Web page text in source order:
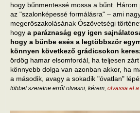
hogy bűnmentessé mossa a bűnt.
az "szalonképessé formálásra" – ami
megerőszakolásának Ószövetségi
hogy a paráznaság egy igen
hogy a bűnbe esés a legtöbbször
könnyen következő grádicsokon
ördög hamar elsomfordál, ha teljesen
könnyebb dolga van azonban akkor, ha
a második, avagy a sokadik "óvatlan"
többet szeretne erről olvasni, kérem, olvassa el